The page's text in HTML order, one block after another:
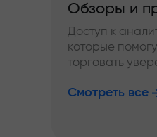
Обзоры и
Доступ к
которые
торговать
Смотреть все